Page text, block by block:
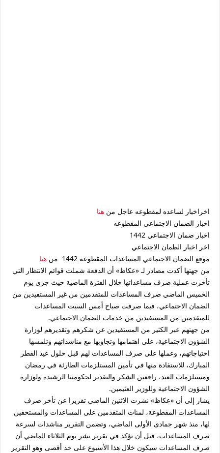
اخراخبار لساعده لمقطوعه عاجل من هنا
اخبار الضمان الاجتماعي المقطوعه
اخبار ضمان الاجتماعي 1442
اخر اخبار الظمان الاجتماعي
موقع الضمان الاجتماعي المساعدات المقطوعة 1442 من
هنا
من جهتها أكدت مصادر لـ «عكاظ» أن الدفعة شملت قوائم الانتظار التي
تأخرت عملية صرف مساعداتها خلال الفترة الماضية حيث جرى يوم
الخميس الماضي صرف المساعدات للمتقدمين من غير المستفيدين من
الضمان الاجتماعي، فيما صرفت صباح أمس السبت المساعدات
للمتقدمين من المستفيدين من خدمات الضمان الاجتماعي.
من جهتهم عبر الكثير من المستفيدين عن شكرهم وتقديرهم لوزارة
الشؤون الاجتماعية، على اهتمامها وتجاوبها مع مناشداتهم وتلمسها
احتياجاتهم، وعملها على صرف المساعدات لهم قبل حلول عيد الفطر
المبارك، للاستفادة منها في تأمين المستلزمات الطارئة في رمضان
ومستلزمات العيد، رافعين الشكر والتقدير لحكومتنا الرشيدة ولوزارة
الشؤون الاجتماعية وللوزير العثيمين.
يشار إلى أن «عكاظ» نشرت الاثنين الماضي تقريرا عن تأخر صرف
المساعدات المقطوعة، لمئات المتقدمين على المساعدات والمستحقين
لها، منذ شهر جمادى الأولى الماضي، وتضمن التقرير مناشدات لسرعة
صرف المساعدات، قبل أن تؤكد في تقرير نشر يوم الثلاثاء الماضي أن
صرف المساعدات سيكون خلال هذا الأسبوع على حد أقصى وهو التقرير